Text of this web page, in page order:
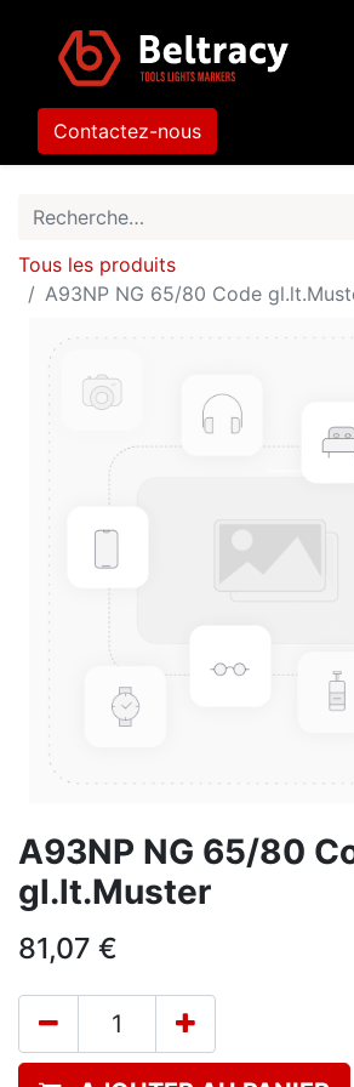
Contactez-nous
Tous les produits
A93NP NG 65/80 Code
A93NP NG 65/80
gl.lt.Muster
81,07 €